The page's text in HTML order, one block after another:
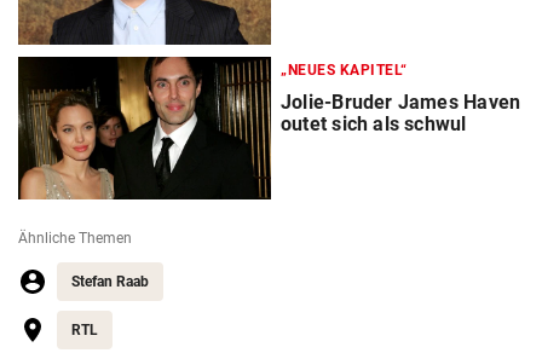
„NEUES KAPITEL“
Jolie-Bruder James Haven
outet sich als schwul
Ähnliche Themen
Stefan Raab
RTL